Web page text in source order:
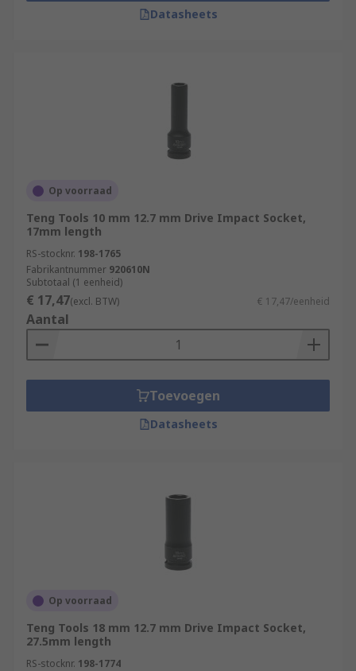
Datasheets
Op voorraad
Teng Tools 10 mm 12.7 mm Drive Impact Socket,
17mm length
RS-stocknr. 198-1765
Fabrikantnummer 920610N
Subtotaal (1 eenheid)
€ 17,47(excl. BTW) € 17,47/eenheid
Aantal
Toevoegen
Datasheets
Op voorraad
Teng Tools 18 mm 12.7 mm Drive Impact Socket,
27.5mm length
RS-stocknr. 198-1774